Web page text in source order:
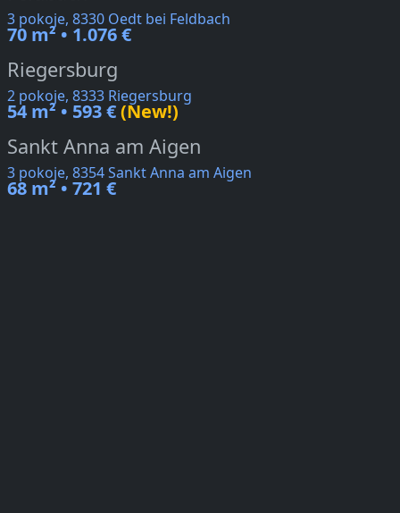
3 pokoje, 8330 Oedt bei Feldbach
70 m² • 1.076 €
Riegersburg
2 pokoje, 8333 Riegersburg
54 m² • 593 €(New!)
Sankt Anna am Aigen
3 pokoje, 8354 Sankt Anna am Aigen
68 m² • 721 €